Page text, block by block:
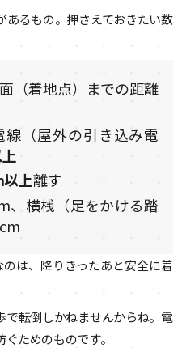
あるもの。押さえておきたい数
（着地点）までの距離
（屋外の引き込み電
上離す
、横桟（足をかける踏
は、降りきったあと安全に着
で転倒しかねませんからね。電
ためのものです。